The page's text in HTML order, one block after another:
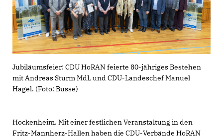
Jubiläumsfeier: CDU HoRAN feierte 80-jähriges Bestehen
mit Andreas Sturm MdL und CDU-Landeschef Manuel
Hagel. (Foto: Busse)
Hockenheim. Mit einer festlichen Veranstaltung in den
Fritz-Mannherz-Hallen haben die CDU-Verbände HoRAN